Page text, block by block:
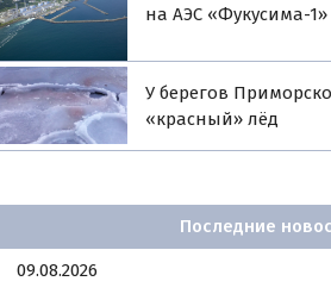
на АЭС «Фукусима-
У берегов
«красный» лёд
Последние
09.08.2026